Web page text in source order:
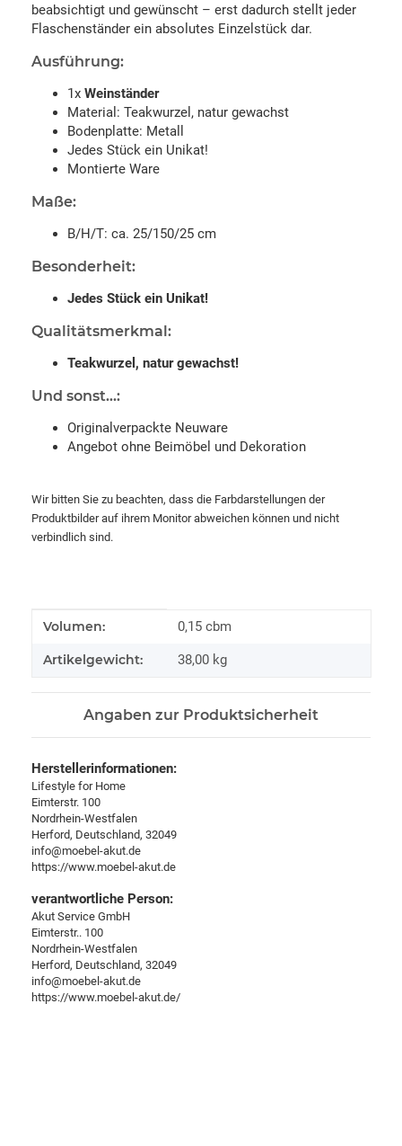
beabsichtigt und gewünscht – erst dadurch stellt jeder
Flaschenständer ein absolutes Einzelstück dar.
Ausführung:
1x Weinständer
Material: Teakwurzel, natur gewachst
Bodenplatte: Metall
Jedes Stück ein Unikat!
Montierte Ware
Maße:
B/H/T: ca. 25/150/25 cm
Besonderheit:
Jedes Stück ein Unikat!
Qualitätsmerkmal:
Teakwurzel, natur gewachst!
Und sonst...:
Originalverpackte Neuware
Angebot ohne Beimöbel und Dekoration
Wir bitten Sie zu beachten, dass die Farbdarstellungen der
Produktbilder auf ihrem Monitor abweichen können und nicht
verbindlich sind.
Produkteigenschaft
Wert
Volumen: 0,15 cbm
Artikelgewicht: 38,00 kg
Angaben zur Produktsicherheit
Herstellerinformationen:
Lifestyle for Home
Eimterstr. 100
Nordrhein-Westfalen
Herford, Deutschland, 32049
info@moebel-akut.de
https://www.moebel-akut.de
verantwortliche Person:
Akut Service GmbH
Eimterstr.. 100
Nordrhein-Westfalen
Herford, Deutschland, 32049
info@moebel-akut.de
https://www.moebel-akut.de/